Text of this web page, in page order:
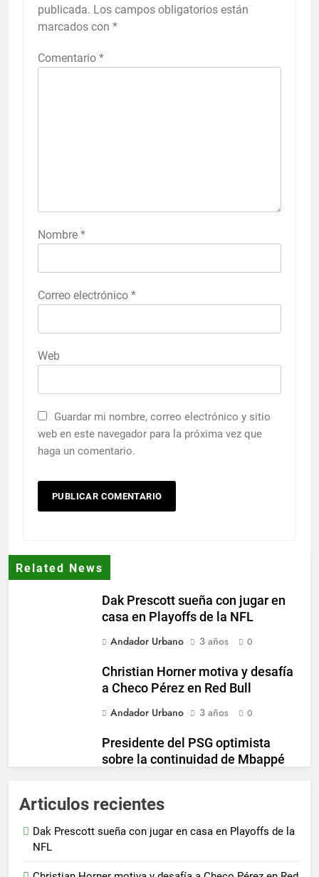
publicada. Los campos obligatorios están
marcados con *
Comentario *
Nombre *
Correo electrónico *
Web
Guardar mi nombre, correo electrónico y sitio
web en este navegador para la próxima vez que
haga un comentario.
Related News
Dak Prescott sueña con jugar en
casa en Playoffs de la NFL
Andador Urbano
3 años 0
Christian Horner motiva y desafía
a Checo Pérez en Red Bull
Andador Urbano
3 años 0
Presidente del PSG optimista
sobre la continuidad de Mbappé
Andador Urbano
Inter Miami incrementa su
Articulos recientes
Dak Prescott sueña con jugar en casa en Playoffs de la
NFL